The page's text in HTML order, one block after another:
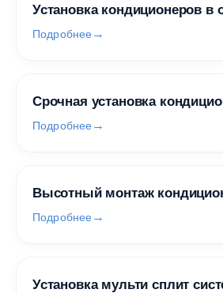
Установка кондиционеров в
Подробнее
Срочная установка
Подробнее
Высотный монтаж
Подробнее
Установка мульти сплит